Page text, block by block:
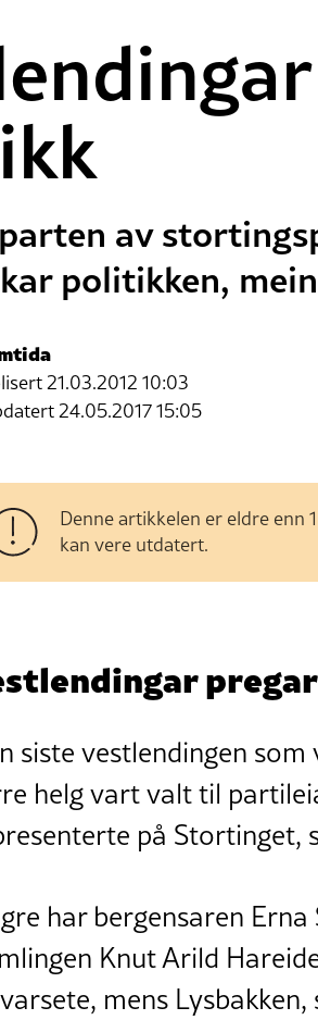
av
politikken,
21.03.2012 10:03
24.05.2017 15:05
Denne artikkelen er eldre enn
kan vere utdatert.
siste vestlendingen
helg vart valt til
på Stortinget,
har bergensaren
Knut Arild
mens